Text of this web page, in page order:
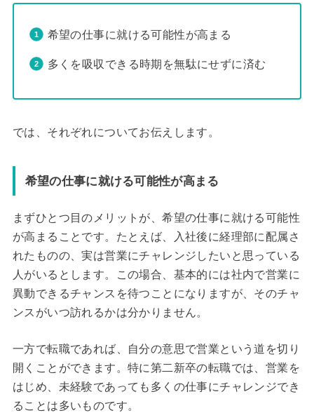
希望の仕事に就ける可能性が高まる
多くを吸収できる時期を無駄にせずに済む
では、それぞれについてお伝えします。
希望の仕事に就ける可能性が高まる
まずひとつ目のメリットが、希望の仕事に就ける可能性
が高まることです。たとえば、入社後に経理部に配属さ
れたものの、実は営業にチャレンジしたいと思っている
人がいるとします。この場合、基本的には社内で営業に
異動できるチャンスを待つことになりますが、そのチャ
ンスがいつ訪れるかは分かりません。
一方で転職であれば、自分の意思で営業という道を切り
開くことができます。特に第二新卒の転職では、営業を
はじめ、未経験であっても多くの仕事にチャレンジでき
ることは多いものです。